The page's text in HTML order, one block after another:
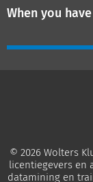
When you
© 2026 Wolters
licentiegevers en
datamining en